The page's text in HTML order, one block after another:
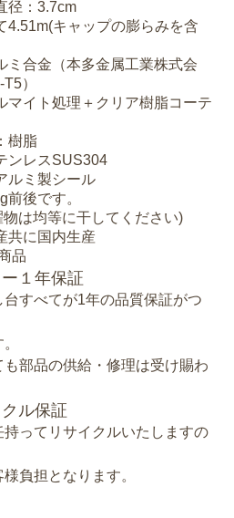
径：3.7cm
4.51m(キャップの膨らみを含
ミ合金（本多金属工業株式会
）
マイト処理＋クリア樹脂コーテ
樹脂
ンレスSUS304
ルミ製シール
前後です。
物は均等に干してください)
共に国内生産
品
１年保証
すべてが1年の品質保証がつ
部品の供給・修理は受け賜わ
ル保証
ってリサイクルいたしますの
負担となります。